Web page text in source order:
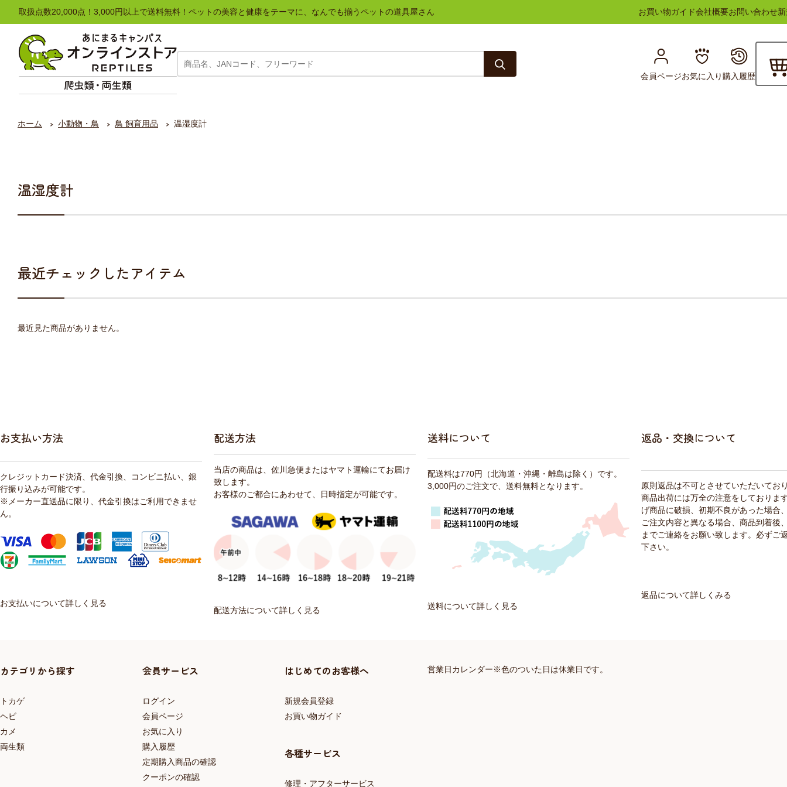
取扱点数20,000点！3,000円以上で送料無料！ペットの美容と健康をテーマに、なんでも揃うペットの道具屋さん お買い物ガイド会社概要お問い合わせ
会員ページお気に入り 購入履歴
ホーム 小動物・鳥 鳥 飼育用品 温湿度計
温湿度計
最近チェックしたアイテム
最近見た商品がありません。
お支払い方法
クレジットカード決済、代金引換、コンビニ払い、銀
行振り込みが可能です。
※メーカー直送品に限り、代金引換はご利用できませ
ん。
お支払いについて詳しく見る
配送方法
当店の商品は、佐川急便またはヤマト運輸にてお届け
致します。
お客様のご都合にあわせて、日時指定が可能です。
配送方法について詳しく見る
送料について
配送料は770円（北海道・沖縄・離島は除く）です。
3,000円のご注文で、送料無料となります。
送料について詳しく見る
返品・交換について
原則返品は不可とさせていただいてお
商品出荷には万全の注意をしておりま
げ商品に破損、初期不良があった場合
ご注文内容と異なる場合、商品到着後
までご連絡をお願い致します。必ずご
下さい。
返品について詳しくみる
カテゴリから探す
トカゲ
ヘビ
カメ
両生類
会員サービス
ログイン
会員ページ
お気に入り
購入履歴
定期購入商品の確認
クーポンの確認
はじめてのお客様へ
新規会員登録
お買い物ガイド
各種サービス
修理・アフターサービス
営業日カレンダー※色のついた日は休業日です。